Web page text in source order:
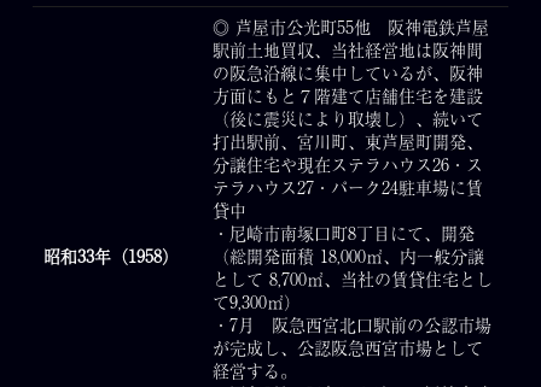
昭和33年（1958）
◎ 芦屋市公光町55他 阪神電鉄芦屋
駅前土地買収、当社経営地は阪神間
の阪急沿線に集中しているが、阪神
方面にもと７階建て店舗住宅を建設
（後に震災により取壊し）、続いて
打出駅前、宮川町、東芦屋町開発、
分譲住宅や現在ステラハウス26・ス
テラハウス27・パーク24駐車場に賃
貸中
・尼崎市南塚口町8丁目にて、開発
（総開発面積 18,000㎡、内一般分譲
として 8,700㎡、当社の賃貸住宅とし
て9,300㎡）
・7月 阪急西宮北口駅前の公認市場
が完成し、公認阪急西宮市場として
経営する。